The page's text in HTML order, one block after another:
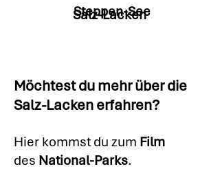
Steppen-See
Salz-Lacken
Möchtest du mehr über die
Salz-Lacken erfahren?
Hier kommst du zum Film
des National-Parks.